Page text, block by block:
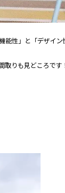
性」と「デザイン
取りも見どころです